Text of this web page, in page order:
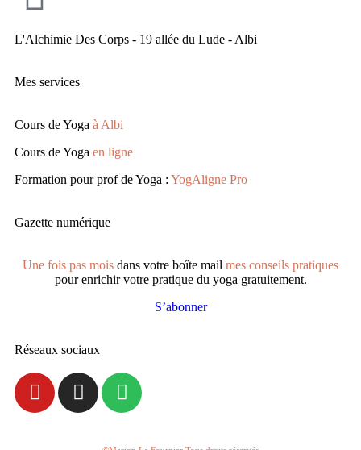
L'Alchimie Des Corps - 19 allée du Lude - Albi
Mes services
Cours de Yoga à Albi
Cours de Yoga en ligne
Formation pour prof de Yoga : YogAligne Pro
Gazette numérique
Une fois pas mois dans votre boîte mail mes conseils pratiques
pour enrichir votre pratique du yoga gratuitement.
S’abonner
Réseaux sociaux